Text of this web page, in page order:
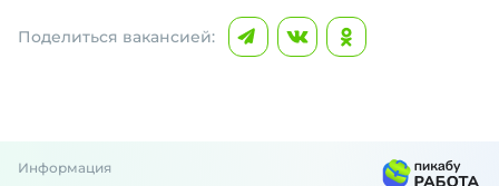
Поделиться вакансией:
Информация